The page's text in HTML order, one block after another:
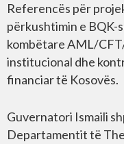
Referencës për
përkushtimin e BQK-
kombëtare AML/
institucional dhe
financiar të Kosovës.
Guvernatori Ismaili
Departamentit të